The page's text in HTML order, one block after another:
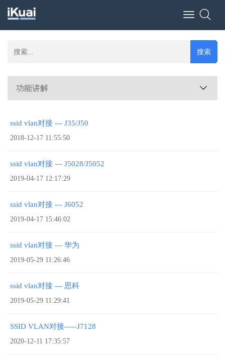
Toggle
搜索
功能讲解
ssid vlan对接 --- J35/J50
2018-12-17 11:55:50
ssid vlan对接 --- J5028/J5052
2019-04-17 12:17:29
ssid vlan对接 --- J6052
2019-04-17 15:46:02
ssid vlan对接 --- 华为
2019-05-29 11:26:46
ssid vlan对接 --- 思科
2019-05-29 11:29:41
SSID VLAN对接-----J7128
2020-12-11 17:35:57